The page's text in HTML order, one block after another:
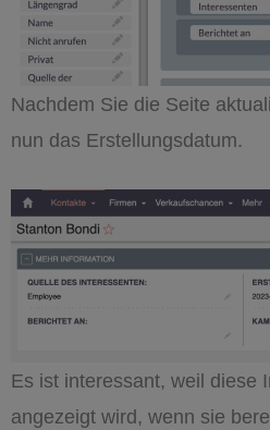
Nachdem Sie die Seite
nun das Erstellungsdatum.
Es ist interessant, weil diese
angezeigt wird, wenn sie